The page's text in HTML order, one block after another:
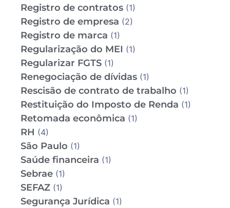
Registro de contratos (1)
Registro de empresa (2)
Registro de marca (1)
Regularização do MEI (1)
Regularizar FGTS (1)
Renegociação de dívidas (1)
Rescisão de contrato de trabalho (1)
Restituição do Imposto de Renda (1)
Retomada econômica (1)
RH (4)
São Paulo (1)
Saúde financeira (1)
Sebrae (1)
SEFAZ (1)
Segurança Jurídica (1)